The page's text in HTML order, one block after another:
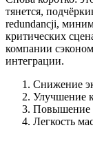
тянется,
redundancji,
критических
компании
интеграции.
Снижение
Улучшение
Повышение
Легкость